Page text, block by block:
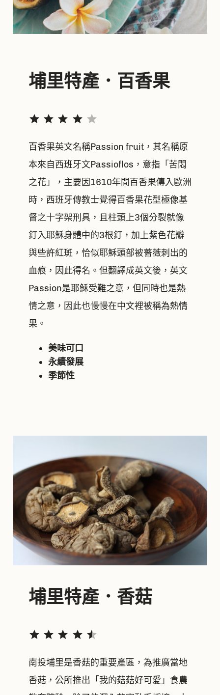
埔里特產．百香果
百香果英文名稱Passion fruit，其名稱原
本來自西班牙文Passioflos，意指「苦悶
之花」，主要因1610年間百香果傳入歐洲
時，西班牙傳教士覺得百香果花型極像基
督之十字架刑具，且柱頭上3個分裂就像
釘入耶穌身體中的3根釘，加上紫色花瓣
與些許紅斑，恰似耶穌頭部被薔薇刺出的
血痕，因此得名。但翻譯成英文後，英文
Passion是耶穌受難之意，但同時也是熱
情之意，因此也慢慢在中文裡被稱為熱情
果。
美味可口
永續發展
季節性
埔里特產．香菇
南投埔里是香菇的重要產區，為推廣當地
香菇，公所推出「我的菇菇好可愛」食農